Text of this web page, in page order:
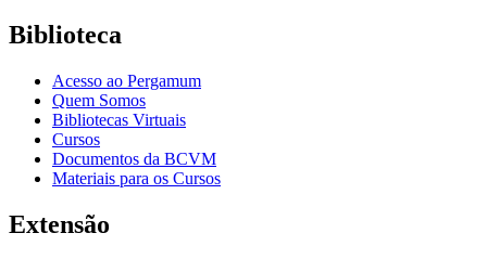
Biblioteca
Acesso ao Pergamum
Quem Somos
Bibliotecas Virtuais
Cursos
Documentos da BCVM
Materiais para os Cursos
Extensão